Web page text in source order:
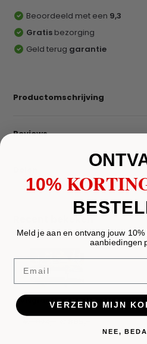
Beoordeeld met een 9,3
Gratis bezorging
Geld terug garantie
Productomschrijving
Reviews
Visgraat sidetable
10%
Meld je aan en ontvang jouw
aanbiedingen
Email
VERZEND MIJN
NEE,